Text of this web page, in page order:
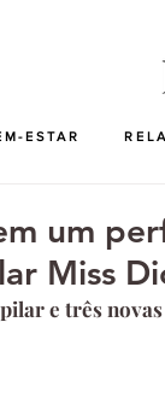
ESTAR
um
Miss
e três